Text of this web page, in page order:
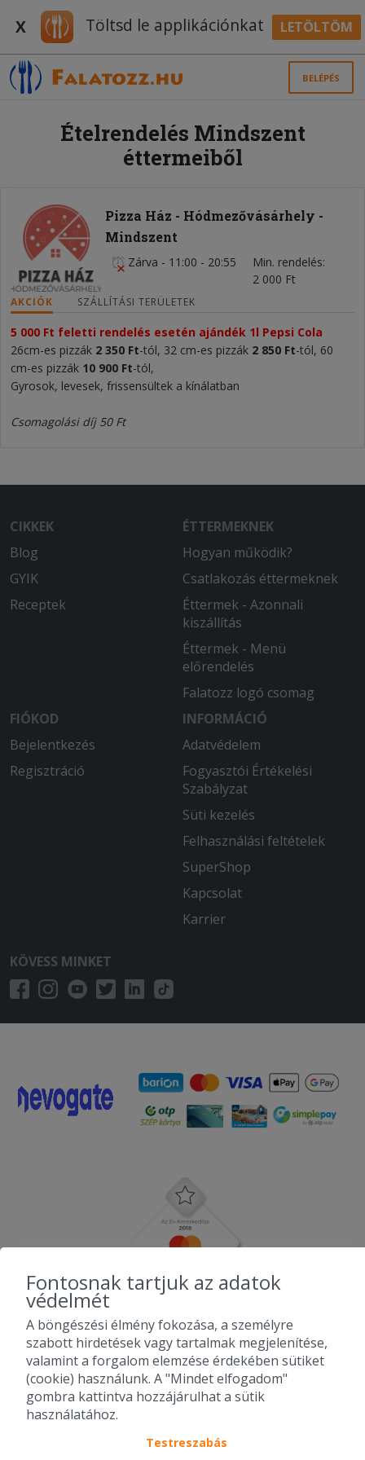
X Töltsd le applikációnkat LETÖLTÖM
BELÉPÉS
Ételrendelés Mindszent
éttermeiből
Pizza Ház - Hódmezővásárhely -
Mindszent
Zárva - 11:00 - 20:55
Min. rendelés
2 000 Ft
AKCIÓK SZÁLLÍTÁSI TERÜLETEK
5 000 Ft feletti rendelés esetén ajándék 1l Pepsi Cola
26cm-es pizzák 2 350 Ft-tól, 32 cm-es pizzák 2 850 Ft-tól, 60
cm-es pizzák 10 900 Ft-tól,
Gyrosok, levesek, frissensültek a kínálatban
Csomagolási díj 50 Ft
CIKKEK
Blog
GYIK
Receptek
ÉTTERMEKNEK
Hogyan működik?
Csatlakozás éttermeknek
Éttermek - Azonnali
kiszállítás
Éttermek - Menü
előrendelés
Falatozz logó csomag
FIÓKOD
Bejelentkezés
Regisztráció
INFORMÁCIÓ
Adatvédelem
Fogyasztói Értékelési
Szabályzat
Süti kezelés
Felhasználási feltételek
SuperShop
Kapcsolat
Karrier
KÖVESS MINKET
2010-2026 Copyright - Falatozz.hu - Diston-line Kft.
Fontosnak tartjuk az adatok
védelmét
A böngészési élmény fokozása, a személyre
szabott hirdetések vagy tartalmak megjelenítése,
valamint a forgalom elemzése érdekében sütiket
(cookie) használunk. A "Mindet elfogadom"
gombra kattintva hozzájárulhat a sütik
használatához.
Testreszabás